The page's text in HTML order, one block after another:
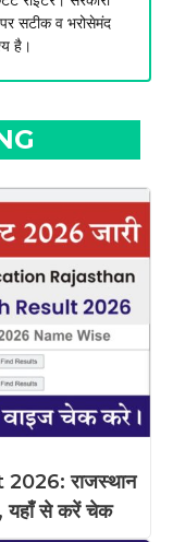
सटीक व भरोसेमंद
है।
राजस्थान
यहाँ से करें चेक